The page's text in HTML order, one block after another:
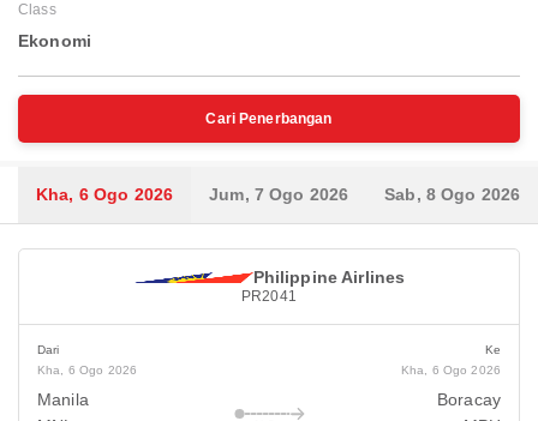
Class
Ekonomi
Cari Penerbangan
Kha, 6 Ogo 2026 Jum, 7 Ogo 2026 Sab, 8 Ogo 2026
Philippine Airlines
PR2041
Dari
Kha, 6 Ogo 2026
Manila
Ke
Kha, 6 Ogo 2026
Boracay